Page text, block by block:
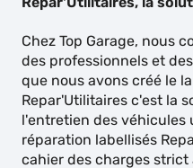
Chez Top Garage, nous
des professionnels et
que nous avons créé le
Repar'Utilitaires c'est la
l'entretien des véhicules
réparation labellisés
cahier des charges